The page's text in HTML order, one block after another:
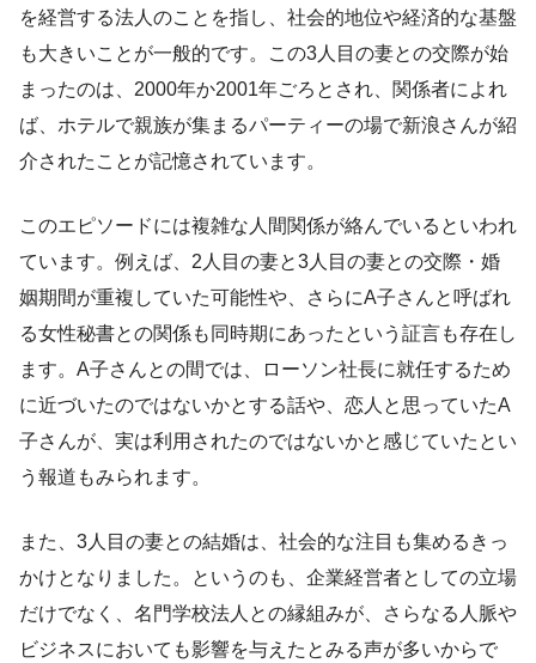
を経営する法人のことを指し、社会的地位や経済的な基盤
も大きいことが一般的です。この3人目の妻との交際が始
まったのは、2000年か2001年ごろとされ、関係者によれ
ば、ホテルで親族が集まるパーティーの場で新浪さんが紹
介されたことが記憶されています。
このエピソードには複雑な人間関係が絡んでいるといわれ
ています。例えば、2人目の妻と3人目の妻との交際・婚
姻期間が重複していた可能性や、さらにA子さんと呼ばれ
る女性秘書との関係も同時期にあったという証言も存在し
ます。A子さんとの間では、ローソン社長に就任するため
に近づいたのではないかとする話や、恋人と思っていたA
子さんが、実は利用されたのではないかと感じていたとい
う報道もみられます。
また、3人目の妻との結婚は、社会的な注目も集めるきっ
かけとなりました。というのも、企業経営者としての立場
だけでなく、名門学校法人との縁組みが、さらなる人脈や
ビジネスにおいても影響を与えたとみる声が多いからで